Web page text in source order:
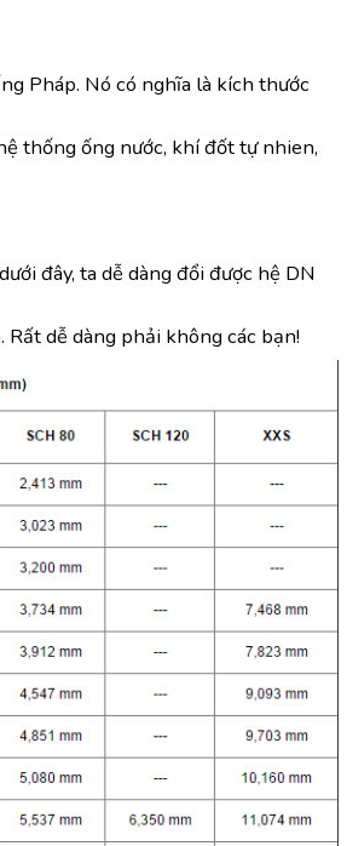
Pháp. Nó có nghĩa là kích thước
thống ống nước, khí đốt tự nhien,
đây, ta dễ dàng đổi được hệ DN
dễ dàng phải không các bạn!